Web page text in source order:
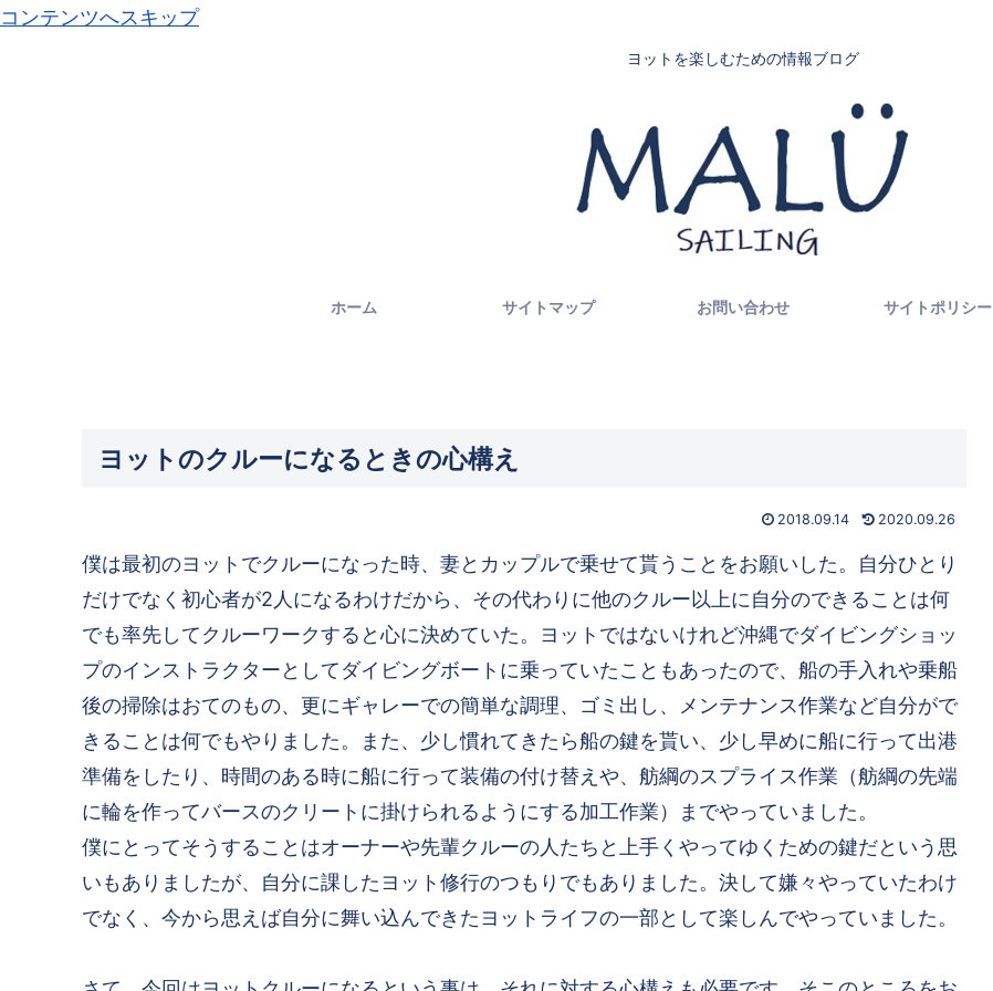
コンテンツへスキップ
ヨットを楽しむための情報ブログ
ホーム サイトマップ お問い合わせ サイトポリシー
ヨットのクルーになるときの心構え
2018.09.14 2020.09.26
僕は最初のヨットでクルーになった時、妻とカップルで乗せて貰うことをお願いした。自分ひとり
だけでなく初心者が2人になるわけだから、その代わりに他のクルー以上に自分のできることは何
でも率先してクルーワークすると心に決めていた。ヨットではないけれど沖縄でダイビングショッ
プのインストラクターとしてダイビングボートに乗っていたこともあったので、船の手入れや乗船
後の掃除はおてのもの、更にギャレーでの簡単な調理、ゴミ出し、メンテナンス作業など自分がで
きることは何でもやりました。また、少し慣れてきたら船の鍵を貰い、少し早めに船に行って出港
準備をしたり、時間のある時に船に行って装備の付け替えや、舫綱のスプライス作業（舫綱の先端
に輪を作ってバースのクリートに掛けられるようにする加工作業）までやっていました。
僕にとってそうすることはオーナーや先輩クルーの人たちと上手くやってゆくための鍵だという思
いもありましたが、自分に課したヨット修行のつもりでもありました。決して嫌々やっていたわけ
でなく、今から思えば自分に舞い込んできたヨットライフの一部として楽しんでやっていました。